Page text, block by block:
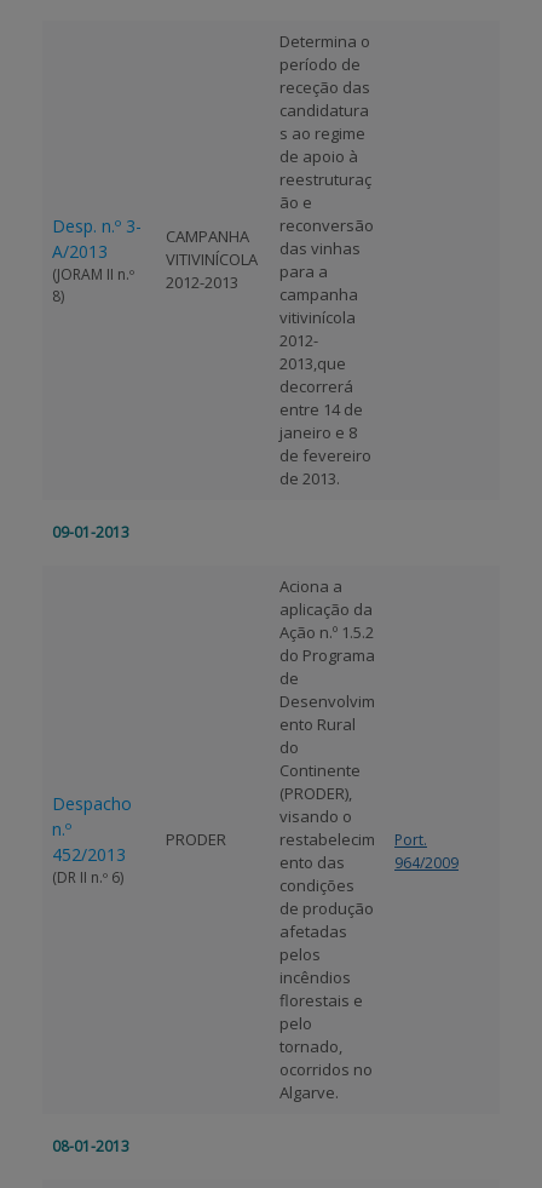
Desp. n.º 3-
A/2013
(JORAM II n.º
8)
CAMPANHA
VITIVINÍCOLA
2012-2013
Determina o
período de
receção das
candidatura
s ao regime
de apoio à
reestruturaç
ão e
reconversão
das vinhas
para a
campanha
vitivinícola
2012-
2013,que
decorrerá
entre 14 de
janeiro e 8
de fevereiro
de 2013.
09-01-2013
Despacho
n.º
452/2013
(DR II n.º 6)
PRODER
Aciona a
aplicação da
Ação n.º 1.5.2
do Programa
de
Desenvolvim
ento Rural
do
Continente
(PRODER),
visando o
restabelecim
ento das
condições
de produção
afetadas
pelos
incêndios
florestais e
pelo
tornado,
ocorridos no
Algarve.
Port.
964/2009
08-01-2013